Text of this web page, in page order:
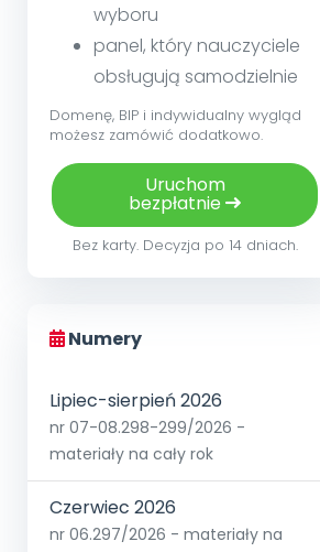
wyboru
panel, który nauczyciele
obsługują samodzielnie
Domenę, BIP i indywidualny wygląd
możesz zamówić dodatkowo.
Uruchom
bezpłatnie
Bez karty. Decyzja po 14 dniach.
Numery
Lipiec-sierpień 2026
nr 07-08.298-299/2026 -
materiały na cały rok
Czerwiec 2026
nr 06.297/2026 - materiały na